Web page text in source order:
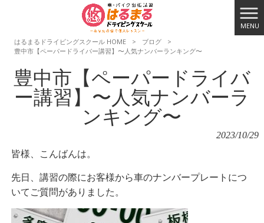
MENU
はるまるドライビングスクール HOME
> ブログ
>
豊中市【ペーパードライバー講習】〜人気ナンバーランキング〜
豊中市【ペーパードライバ
ー講習】〜人気ナンバーラ
ンキング〜
2023/10/29
皆様、こんばんは。
先日、講習の際にお客様から車のナンバープレートにつ
いてご質問がありました。